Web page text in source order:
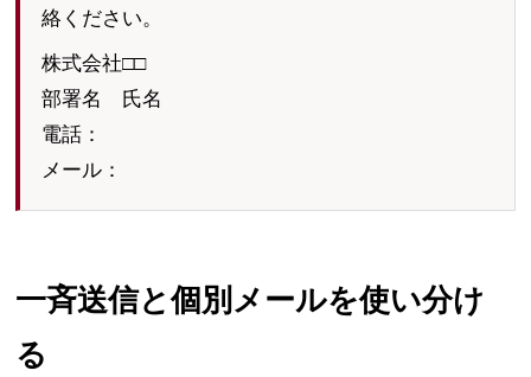
絡ください。
株式会社□□
部署名 氏名
電話：
メール：
一斉送信と個別メールを使い分け
る